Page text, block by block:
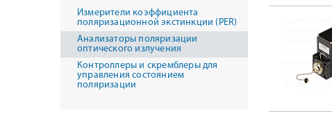
Измерители коэффициента
поляризационной экстинкции (PER)
Анализаторы поляризации
оптического излучения
Контроллеры и скремблеры для
управления состоянием
поляризации